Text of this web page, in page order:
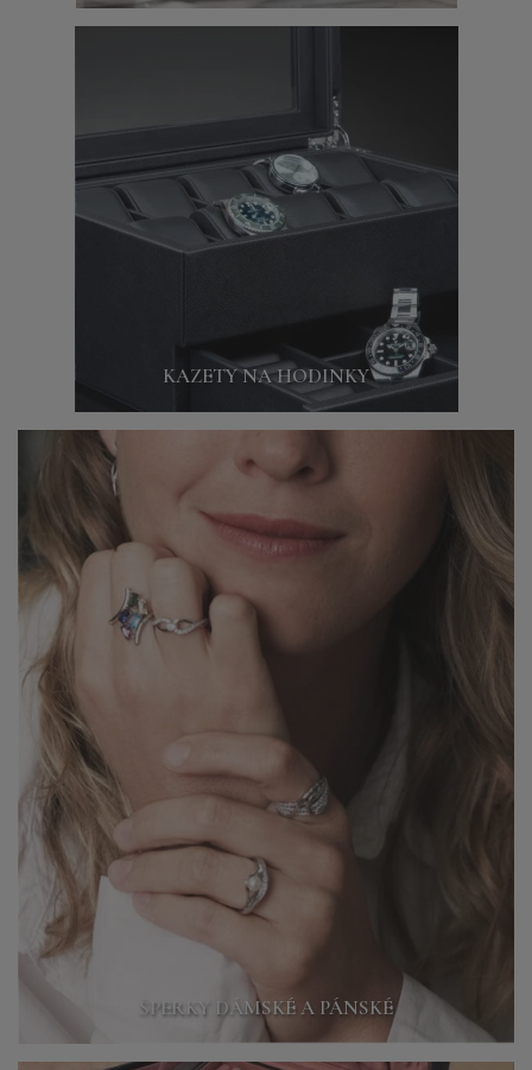
KAZETY NA HODINKY
ŠPERKY DÁMSKÉ A PÁNSKÉ